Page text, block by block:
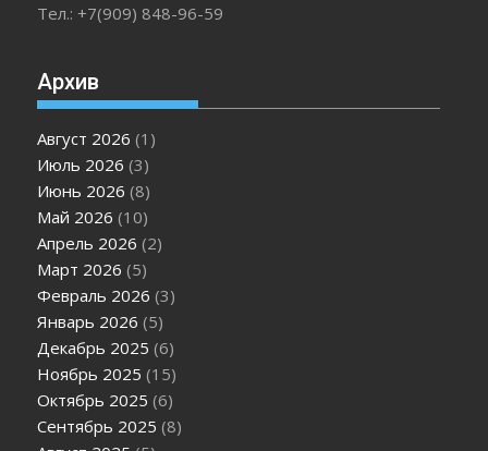
Тел.: +7(909) 848-96-59
Архив
Август 2026 (1)
Июль 2026 (3)
Июнь 2026 (8)
Май 2026 (10)
Апрель 2026 (2)
Март 2026 (5)
Февраль 2026 (3)
Январь 2026 (5)
Декабрь 2025 (6)
Ноябрь 2025 (15)
Октябрь 2025 (6)
Сентябрь 2025 (8)